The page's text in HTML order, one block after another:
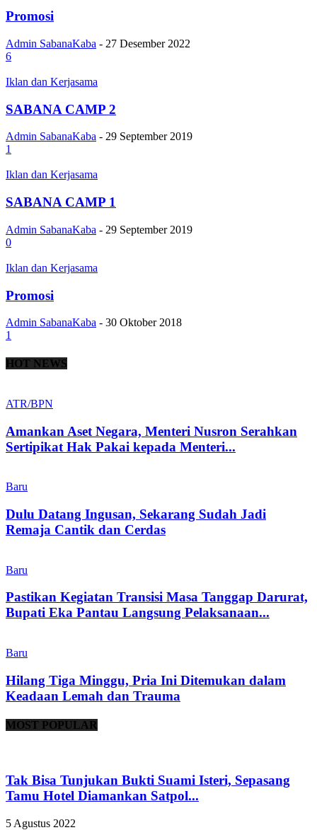
Promosi
Admin SabanaKaba - 27 Desember 2022
6
Iklan dan Kerjasama
SABANA CAMP 2
Admin SabanaKaba - 29 September 2019
1
Iklan dan Kerjasama
SABANA CAMP 1
Admin SabanaKaba - 29 September 2019
0
Iklan dan Kerjasama
Promosi
Admin SabanaKaba - 30 Oktober 2018
1
HOT NEWS
ATR/BPN
Amankan Aset Negara, Menteri Nusron Serahkan
Sertipikat Hak Pakai kepada Menteri...
Baru
Dulu Datang Ingusan, Sekarang Sudah Jadi
Remaja Cantik dan Cerdas
Baru
Pastikan Kegiatan Transisi Masa Tanggap Darurat,
Bupati Eka Pantau Langsung Pelaksanaan...
Baru
Hilang Tiga Minggu, Pria Ini Ditemukan dalam
Keadaan Lemah dan Trauma
MOST POPULAR
Tak Bisa Tunjukan Bukti Suami Isteri, Sepasang
Tamu Hotel Diamankan Satpol...
5 Agustus 2022